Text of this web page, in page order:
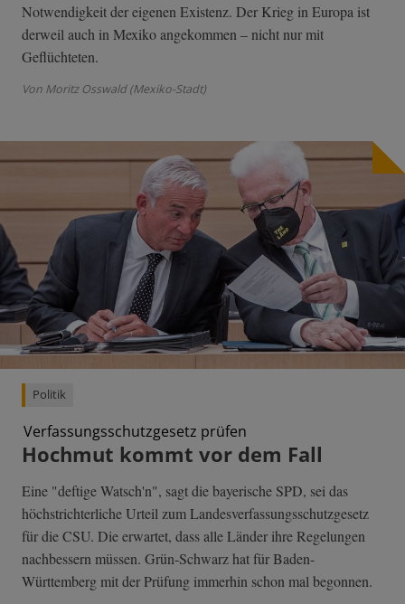
Notwendigkeit der eigenen Existenz. Der Krieg in Europa ist
derweil auch in Mexiko angekommen – nicht nur mit
Geflüchteten.
Von Moritz Osswald (Mexiko-Stadt)
Politik
Verfassungsschutzgesetz prüfen
Hochmut kommt vor dem Fall
Eine "deftige Watsch'n", sagt die bayerische SPD, sei das
höchstrichterliche Urteil zum Landesverfassungsschutzgesetz
für die CSU. Die erwartet, dass alle Länder ihre Regelungen
nachbessern müssen. Grün-Schwarz hat für Baden-
Württemberg mit der Prüfung immerhin schon mal begonnen.